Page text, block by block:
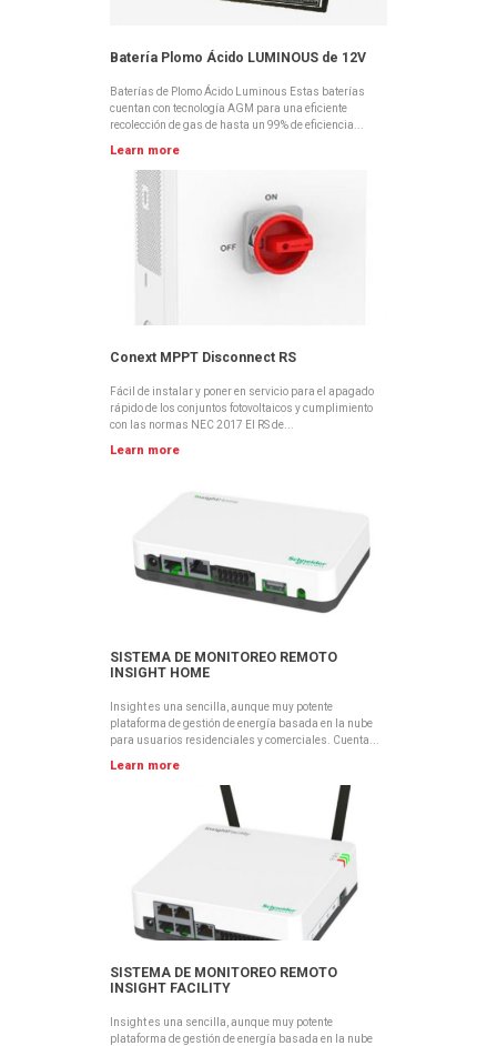
Batería Plomo Ácido LUMINOUS de 12V
Baterías de Plomo Ácido Luminous Estas baterías
cuentan con tecnología AGM para una eficiente
recolección de gas de hasta un 99% de eficiencia...
Learn more
Conext MPPT Disconnect RS
Fácil de instalar y poner en servicio para el apagado
rápido de los conjuntos fotovoltaicos y cumplimiento
con las normas NEC 2017 El RS de...
Learn more
SISTEMA DE MONITOREO REMOTO
INSIGHT HOME
Insight es una sencilla, aunque muy potente
plataforma de gestión de energía basada en la nube
para usuarios residenciales y comerciales. Cuenta...
Learn more
SISTEMA DE MONITOREO REMOTO
INSIGHT FACILITY
Insight es una sencilla, aunque muy potente
plataforma de gestión de energía basada en la nube